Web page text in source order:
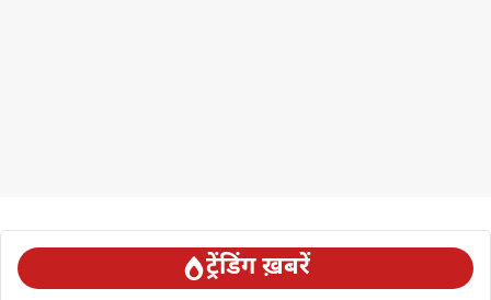
ट्रेंडिंग ख़बरें